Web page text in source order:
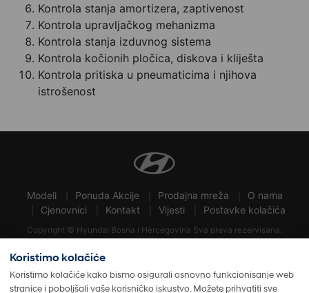
Koristimo kolačiće
Koristimo kolačiće kako bismo osigurali osnovno funkcionisanje web
stranice i poboljšali vaše korisničko iskustvo. Možete prihvatiti sve
Kontrola stanja amortizera, zaptivenost
Kontrola upravljačkog mehanizma
Kontrola stanja izduvnog sistema
Kontrola kočionih pločica, diskova i kliješta
Kontrola pritiska u pneumaticima i njihova
istrošenost
Modeli Ponuda Akcije Prodajna mreža
O nama
Cjenovnici
Kontakt Vijesti Postavke kolačića
Copyright © Hyundai Bosna i Hercegovina Sva prava rezervisana.
Pratine najnovije vesti i dešavanja putem društvenih mreža